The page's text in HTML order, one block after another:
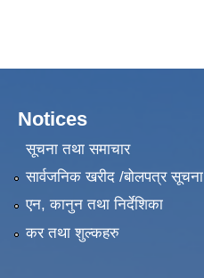
Notices
सूचना तथा समाचार
सार्वजनिक खरीद /बोलपत्र सूचना
एन, कानुन तथा निर्देशिका
कर तथा शुल्कहरु